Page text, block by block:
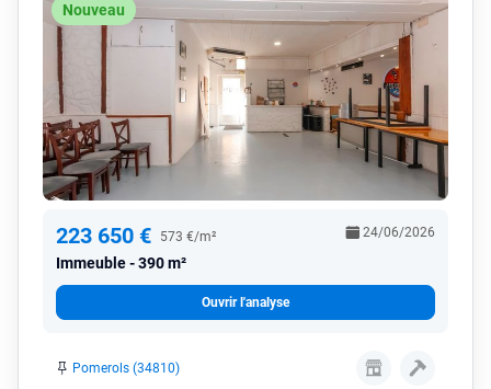
Nouveau
223 650 € 573 €/m²
Immeuble 390 m²
24/06/2026
Ouvrir l'analyse
Pomerols (34810)